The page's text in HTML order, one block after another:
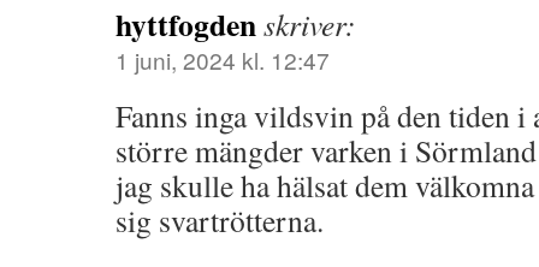
hyttfogdenskriver:
1 juni, 2024 kl. 12:47
Fanns inga vildsvin på den tiden
större mängder varken i
jag skulle ha hälsat dem
sig svartrötterna.